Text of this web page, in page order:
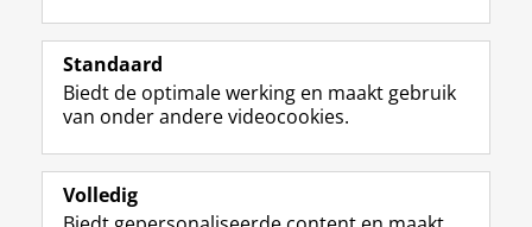
Volg de RUG
F
a
e
b
o
p
L
i
k
e
I
-
R
S
-
f
e
R
I
n
t
r
m
Y
o
T
e
k
Studiekiezers
Alumni
Standaard
Biedt de optimale werking en maakt gebruik
van onder andere videocookies.
Volledig